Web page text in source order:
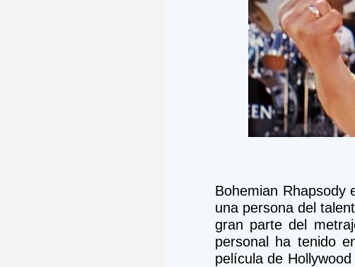
Bohemian Rhapsody
una persona del
gran parte del
personal ha tenido
película de